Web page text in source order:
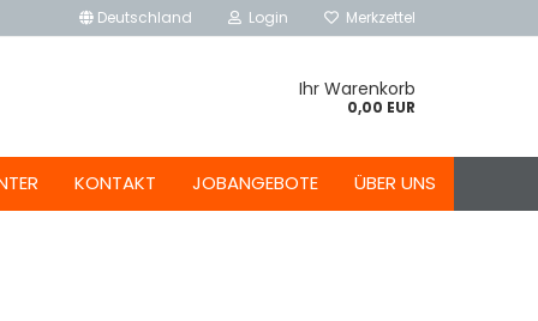
Deutschland Login Merkzettel
Ihr Warenkorb
0,00 EUR
KONTAKT JOBANGEBOTE ÜBER UNS